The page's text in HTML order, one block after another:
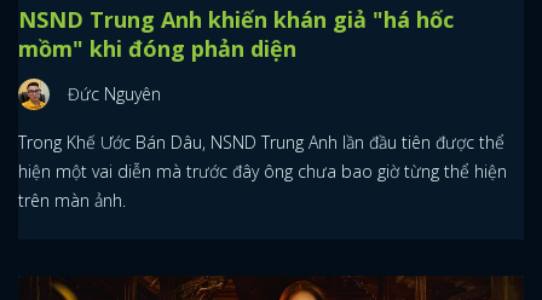
NSND Trung Anh khiến khán giả "há hốc
mồm" khi đóng phản diện
Đức Nguyên
Trong Khế Ước Bán Dâu, NSND Trung Anh lần đầu tiên được thể
hiện một vai diễn mà trước đây ông chưa bao giờ từng thể hiện
trên màn ảnh.